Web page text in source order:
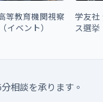
等教育機関視察
イベント）
学友社
ス選挙
相談を承ります。